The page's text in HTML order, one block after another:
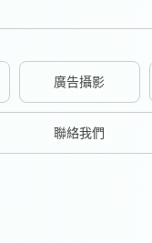
廣告攝影
聯絡我們